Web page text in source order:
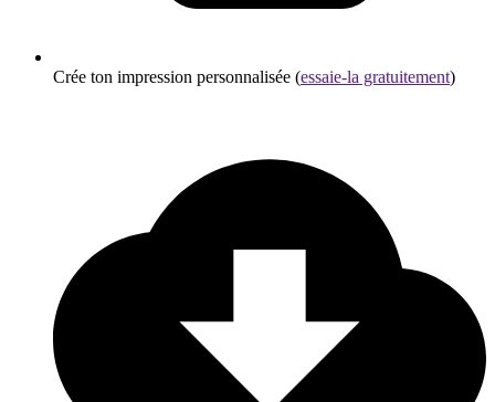
Crée ton impression personnalisée (essaie-la gratuitement)